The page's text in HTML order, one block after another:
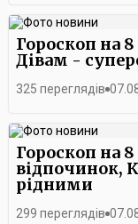
Гороскоп на
Дівам -
325 переглядів
Гороскоп на
відпочинок,
рідними
299 переглядів